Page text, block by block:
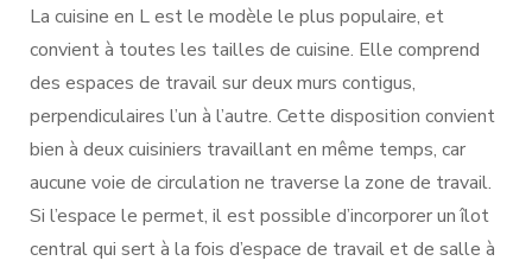
La cuisine en L est le modèle le plus populaire, et
convient à toutes les tailles de cuisine. Elle comprend
des espaces de travail sur deux murs contigus,
perpendiculaires l’un à l’autre. Cette disposition convient
bien à deux cuisiniers travaillant en même temps, car
aucune voie de circulation ne traverse la zone de travail.
Si l’espace le permet, il est possible d’incorporer un îlot
central qui sert à la fois d’espace de travail et de salle à